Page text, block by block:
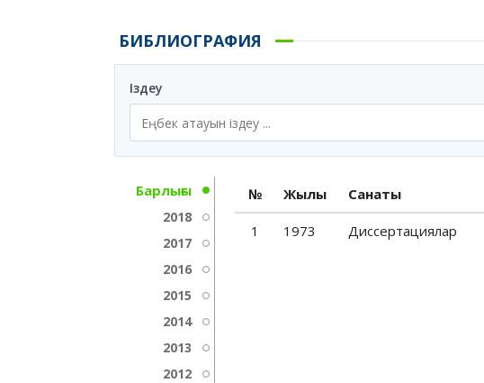
БИБЛИОГРАФИЯ
Іздеу
Барлығы
2018
2017
2016
2015
2014
2013
2012
№ Жылы Санаты
1 1973 Диссертациялар